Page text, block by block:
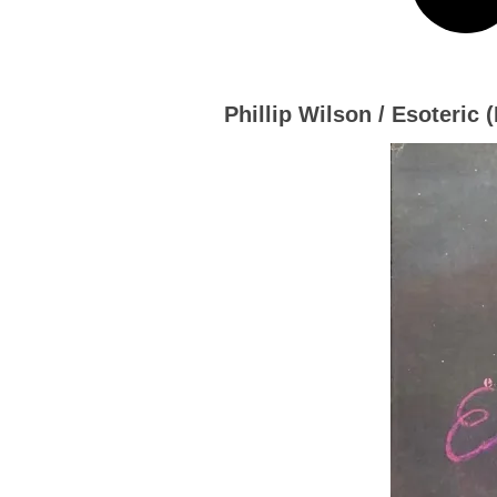
Phillip Wilson / Esoteric